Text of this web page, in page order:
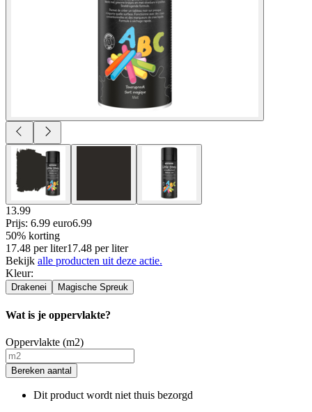
13.99
Prijs: 6.99 euro6.99
50% korting
17.48 per liter17.48 per liter
Bekijk alle producten uit deze actie.
Kleur:
Drakenei Magische Spreuk
Wat is je oppervlakte?
Oppervlakte (m2)
Bereken aantal
Dit product wordt niet thuis bezorgd